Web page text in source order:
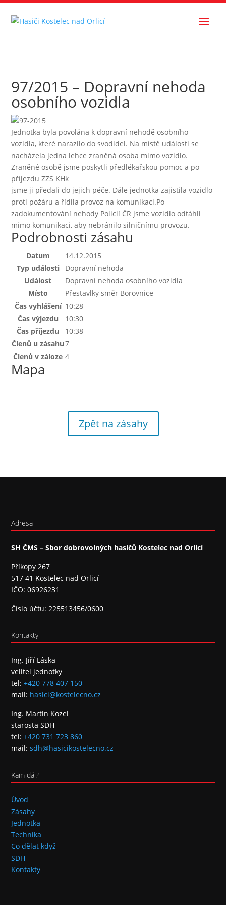
97/2015 – Dopravní nehoda
osobního vozidla
Jednotka byla povolána k dopravní nehodě osobního
vozidla, které narazilo do svodidel. Na místě události se
nacházela jedna lehce zraněná osoba mimo vozidlo.
Zraněné osobě jsme poskytli předlékařskou pomoc a po
příjezdu ZZS KHk
jsme ji předali do jejich péče. Dále jednotka zajistila vozidlo
proti požáru a řídila provoz na komunikaci.Po
zadokumentování nehody Policií ČR jsme vozidlo odtáhli
mimo komunikaci, aby nebránilo silničnímu provozu.
Podrobnosti zásahu
Datum
14.12.2015
Typ události
Dopravní nehoda
Událost
Dopravní nehoda osobního vozidla
Místo
Přestavlky směr Borovnice
Čas vyhlášení 10:28
Čas výjezdu
10:30
Čas příjezdu
10:38
Členů u zásahu7
Členů v záloze 4
Mapa
Zpět na zásahy
Adresa
SH ČMS – Sbor dobrovolných hasičů Kostelec nad Orlicí
Příkopy 267
517 41 Kostelec nad Orlicí
IČO: 06926231
Číslo účtu: 225513456/0600
Kontakty
Ing. Jiří Láska
velitel jednotky
tel:+420 778 407 150
mail: hasici@kostelecno.cz
Ing. Martin Kozel
starosta SDH
tel:+420 731 723 860
mail:sdh@hasicikostelecno.cz
Kam dál?
Úvod
Zásahy
Jednotka
Technika
Co dělat když
SDH
Kontakty